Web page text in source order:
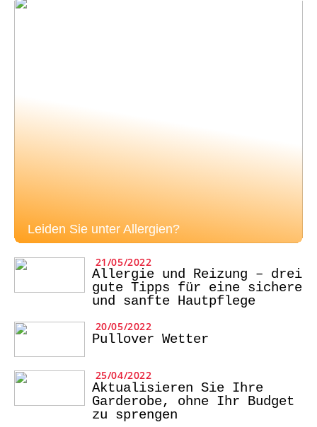
Leiden Sie unter Allergien?
21/05/2022
Allergie und Reizung – drei
gute Tipps für eine sichere
und sanfte Hautpflege
20/05/2022
Pullover Wetter
25/04/2022
Aktualisieren Sie Ihre
Garderobe, ohne Ihr Budget
zu sprengen